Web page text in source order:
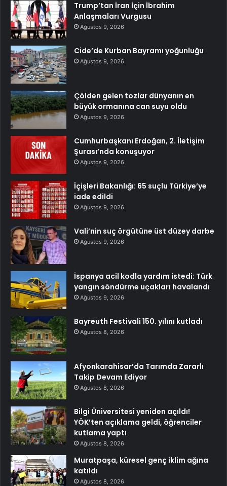
Trump’tan İran İçin İbrahim
Anlaşmaları Vurgusu
Ağustos 9, 2026
Cide’de Kurban Bayramı yoğunluğu
Ağustos 9, 2026
Çölden gelen tozlar dünyanın en
büyük ormanına can suyu oldu
Ağustos 9, 2026
Cumhurbaşkanı Erdoğan, 2. İletişim
Şurası’nda konuşuyor
Ağustos 9, 2026
İçişleri Bakanlığı: 65 suçlu Türkiye’ye
iade edildi
Ağustos 9, 2026
Vali’nin suç örgütüne üst düzey darbe
Ağustos 9, 2026
İspanya acil kodla yardım istedi: Türk
yangın söndürme uçakları havalandı
Ağustos 9, 2026
Bayreuth Festivali 150. yılını kutladı
Ağustos 8, 2026
Afyonkarahisar’da Tarımda Zararlı
Takip Devam Ediyor
Ağustos 8, 2026
Bilgi Üniversitesi yeniden açıldı!
YÖK’ten açıklama geldi, öğrenciler
kutlama yaptı
Ağustos 8, 2026
Muratpaşa, küresel genç iklim ağına
katıldı
Ağustos 8, 2026